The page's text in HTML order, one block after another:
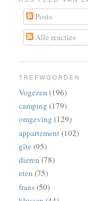
Posts
Alle reacties
TREFWOORDEN
Vogezen (196)
camping (179)
omgeving (129)
appartement(102)
gîte (95)
dieren (78)
eten (75)
frans(50)